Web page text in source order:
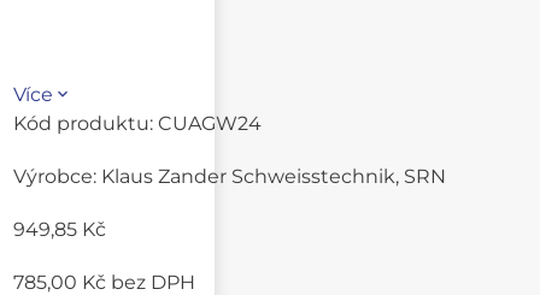
Více
Kód produktu: CUAGW24
Výrobce: Klaus Zander Schweisstechnik, SRN
949,85 Kč
785,00 Kč bez DPH